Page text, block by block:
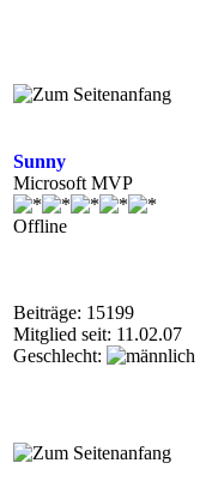
Sunny
Microsoft MVP
Offline
Beiträge: 15199
Mitglied seit: 11.02.07
Geschlecht: